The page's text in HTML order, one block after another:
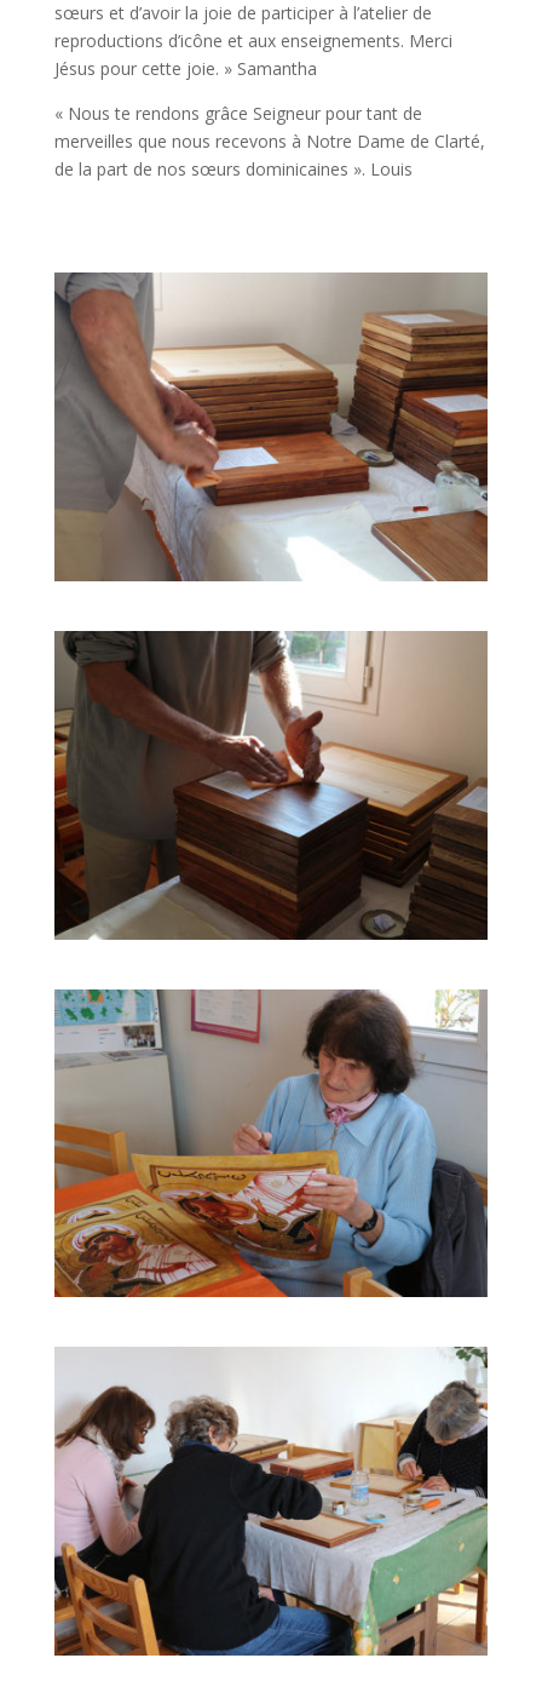
sœurs et d’avoir la joie de participer à l’atelier de
reproductions d’icône et aux enseignements. Merci
Jésus pour cette joie. » Samantha
« Nous te rendons grâce Seigneur pour tant de
merveilles que nous recevons à Notre Dame de Clarté,
de la part de nos sœurs dominicaines ». Louis